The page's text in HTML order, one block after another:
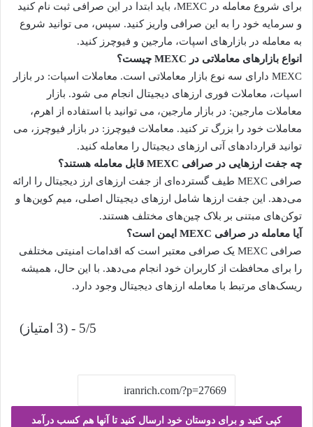
برای شروع معامله در MEXC، باید ابتدا در این صرافی ثبت نام کنید
و سرمایه خود را به این صرافی واریز کنید. سپس، می توانید شروع
به معامله در بازارهای اسپات، مارجین و فیوچرز کنید.
انواع بازارهای معاملاتی در MEXC چیست؟
MEXC دارای سه نوع بازار معاملاتی است. معاملات اسپات: در بازار
اسپات، معاملات فوری ارزهای دیجیتال انجام می شود. بازار
معاملات مارجین: در بازار مارجین، می توانید با استفاده از اهرم،
معاملات خود را بزرگ تر کنید. معاملات فیوچرز: در بازار فیوچرز، می
توانید قراردادهای آتی ارزهای دیجیتال را معامله کنید.
چه جفت ارزهایی در صرافی MEXC قابل معامله هستند؟
صرافی MEXC طیف گسترده‌ای از جفت ارزهای ارز دیجیتال را ارائه
می‌دهد. این جفت ارزها شامل ارزهای دیجیتال اصلی، میم کوین‌ها و
توکن‌های مبتنی بر بلاک چین‌های مختلف هستند.
آیا معامله در صرافی MEXC ایمن است؟
صرافی MEXC یک صرافی معتبر است که اقدامات امنیتی مختلفی
را برای محافظت از کاربران خود انجام می‌دهد. با این حال، همیشه
ریسک‌های مرتبط با معامله ارزهای دیجیتال وجود دارد.
5/5 - (3 امتیاز)
کپی کنید و برای دوستان خود ارسال کنید تا آنها هم کسب درآمد